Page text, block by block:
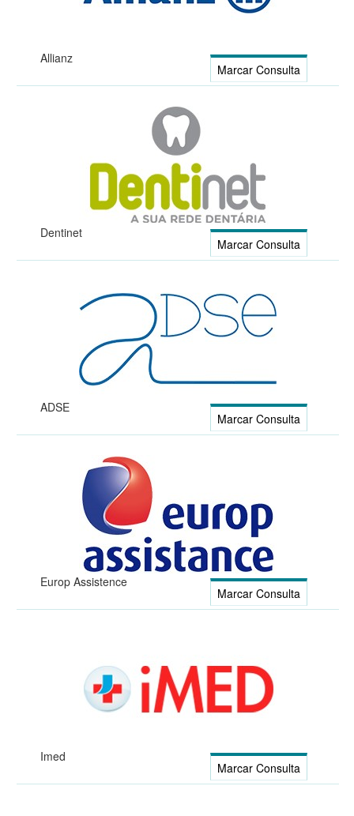
Allianz
Marcar Consulta
Dentinet
Marcar Consulta
ADSE
Marcar Consulta
Europ Assistence
Marcar Consulta
Imed
Marcar Consulta